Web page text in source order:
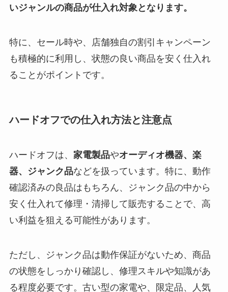
いジャンルの商品が仕入れ対象となります。
特に、セール時や、店舗独自の割引キャンペーン
も積極的に利用し、状態の良い商品を安く仕入れ
ることがポイントです。
ハードオフでの仕入れ方法と注意点
ハードオフは、 家電製品やオーディオ機器、楽
器、ジャンク品などを扱っています。特に、動作
確認済みの良品はもちろん、ジャンク品の中から
安く仕入れて修理・清掃して販売することで、高
い利益を狙える可能性があります。
ただし、ジャンク品は動作保証がないため、商品
の状態をしっかり確認し、修理スキルや知識があ
る程度必要です。古い型の家電や、限定品、人気